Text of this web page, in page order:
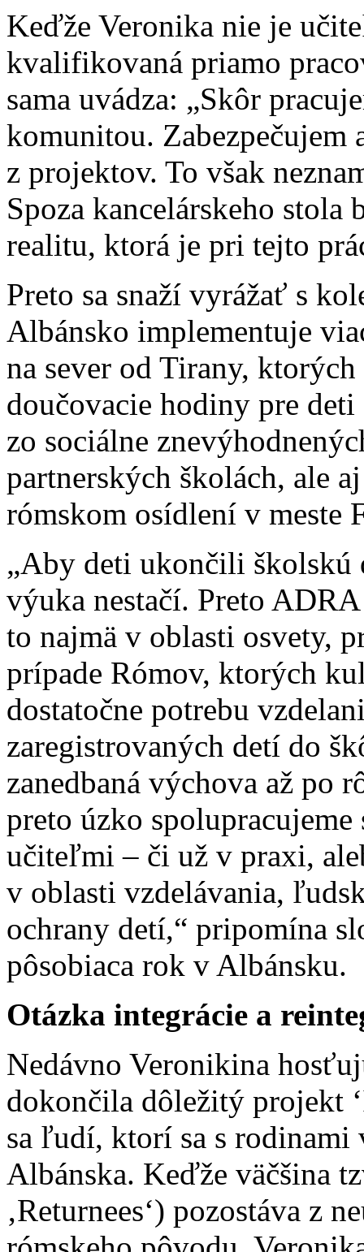
Keďže Veronika nie je
kvalifikovaná priamo
sama uvádza: „Skôr
komunitou.
z projektov. To však
Spoza kancelárskeho
realitu, ktorá je pri tejto
Preto sa snaží vyrážať s
Albánsko implementuje
na sever od Tirany,
doučovacie hodiny pre
zo sociálne
partnerských školách, ale
rómskom osídlení v meste
„Aby deti ukončili školskú
výuka nestačí. Preto
to najmä v oblasti osvety,
prípade Rómov, ktorých
dostatočne potrebu
zaregistrovaných detí do
zanedbaná výchova až po
preto úzko
učiteľmi – či už v praxi,
v oblasti vzdelávania,
ochrany detí,“ pripomína
pôsobiaca rok v Albánsku.
Otázka integrácie a
Nedávno Veronikina
dokončila dôležitý projekt
sa ľudí, ktorí sa s rodinami
Albánska. Keďže väčšina
‚Returnees‘) pozostáva z